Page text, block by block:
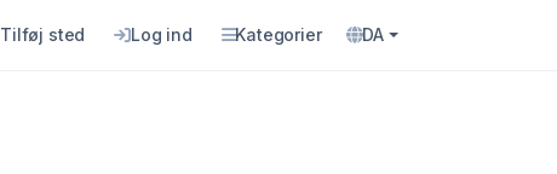
Tilføj sted Log ind Kategorier DA